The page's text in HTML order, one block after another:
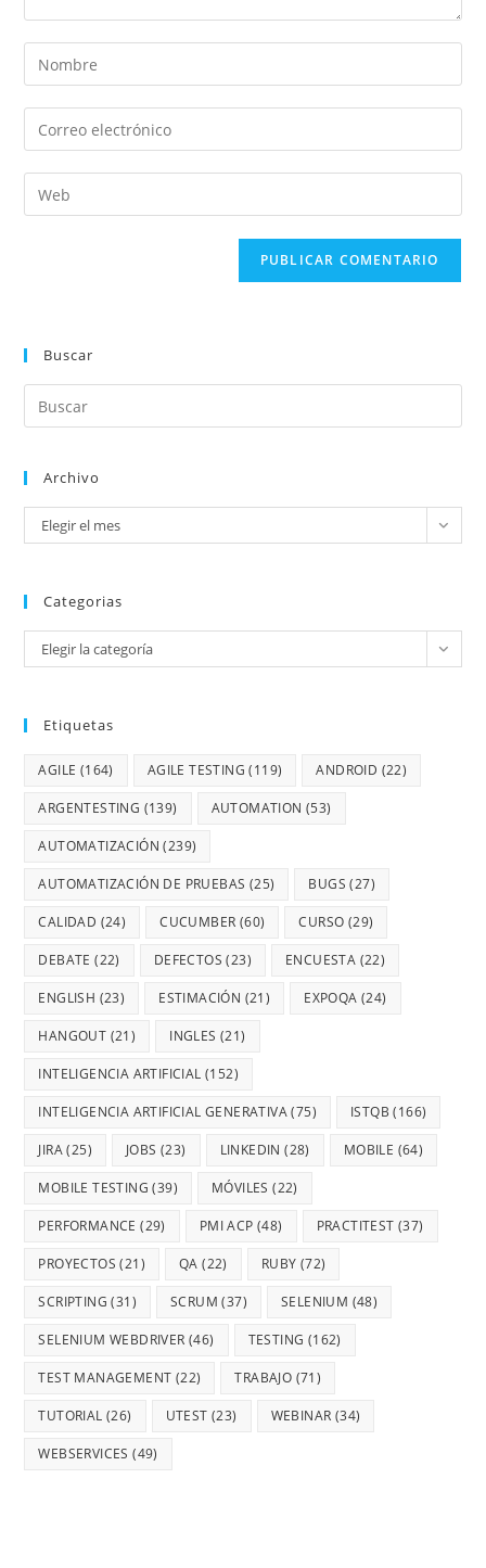
Buscar
Archivo
Elegir el mes
Categorias
Elegir la categoría
Etiquetas
AGILE (164) AGILE TESTING (119) ANDROID (22)
ARGENTESTING (139) AUTOMATION (53)
AUTOMATIZACIÓN (239)
AUTOMATIZACIÓN DE PRUEBAS (25) BUGS (27)
CALIDAD (24) CUCUMBER (60) CURSO (29)
DEBATE (22) DEFECTOS (23) ENCUESTA (22)
ENGLISH (23) ESTIMACIÓN (21) EXPOQA (24)
HANGOUT (21) INGLES (21)
INTELIGENCIA ARTIFICIAL (152)
INTELIGENCIA ARTIFICIAL GENERATIVA(75) ISTQB (166)
JIRA(25) JOBS (23) LINKEDIN (28) MOBILE (64)
MOBILE TESTING (39) MÓVILES (22)
PERFORMANCE (29) PMI ACP (48) PRACTITEST (37)
PROYECTOS (21) QA (22) RUBY (72)
SCRIPTING (31) SCRUM (37) SELENIUM (48)
SELENIUM WEBDRIVER (46) TESTING (162)
TEST MANAGEMENT (22) TRABAJO (71)
TUTORIAL (26) UTEST (23) WEBINAR (34)
WEBSERVICES (49)